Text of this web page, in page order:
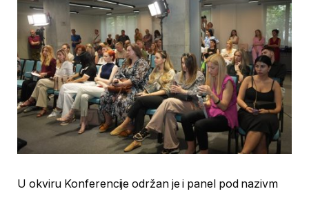
U okviru Konferencije održan je i panel pod nazivm